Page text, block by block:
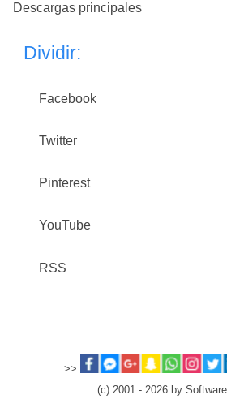
Descargas principales
Dividir:
Facebook
Twitter
Pinterest
YouTube
RSS
>>
(c) 2001 - 2026 by